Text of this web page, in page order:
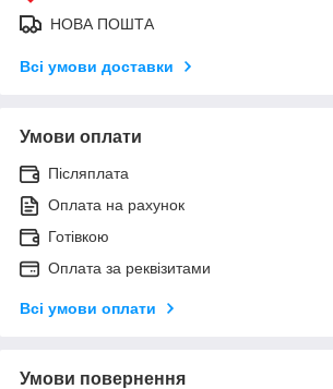
НОВА ПОШТА
Всі умови доставки
Умови оплати
Післяплата
Оплата на рахунок
Готівкою
Оплата за реквізитами
Всі умови оплати
Умови повернення